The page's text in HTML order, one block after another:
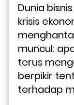
Dunia
krisis
muncul:
terus
berpikir
terhadap